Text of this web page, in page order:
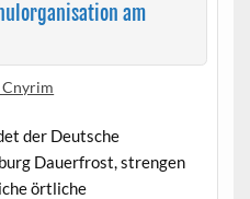
am
der Deutsche
Dauerfrost, strengen
örtliche